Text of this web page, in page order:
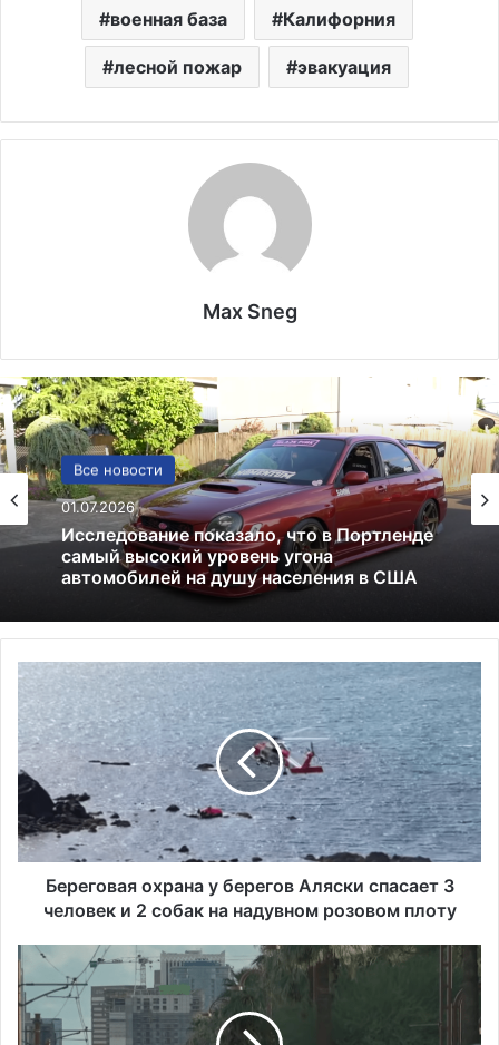
военная база Калифорния
лесной пожар эвакуация
Max Sneg
США
13.06.2025
Америка имеет огромный избыток сыра
Б
р
е
г
о
в
а
я
н
а
у
Береговая охрана у берегов Аляски спасает 3
человек и 2 собак на надувном розовом плоту
Г
е
н
е